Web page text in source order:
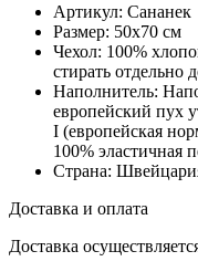
Артикул: Сананек
Размер: 50х70 см
Чехол: 100%
стирать отдельно
Наполнитель:
европейский пух
I (европейская
100% эластичная
Страна:
Доставка и оплата
Доставка